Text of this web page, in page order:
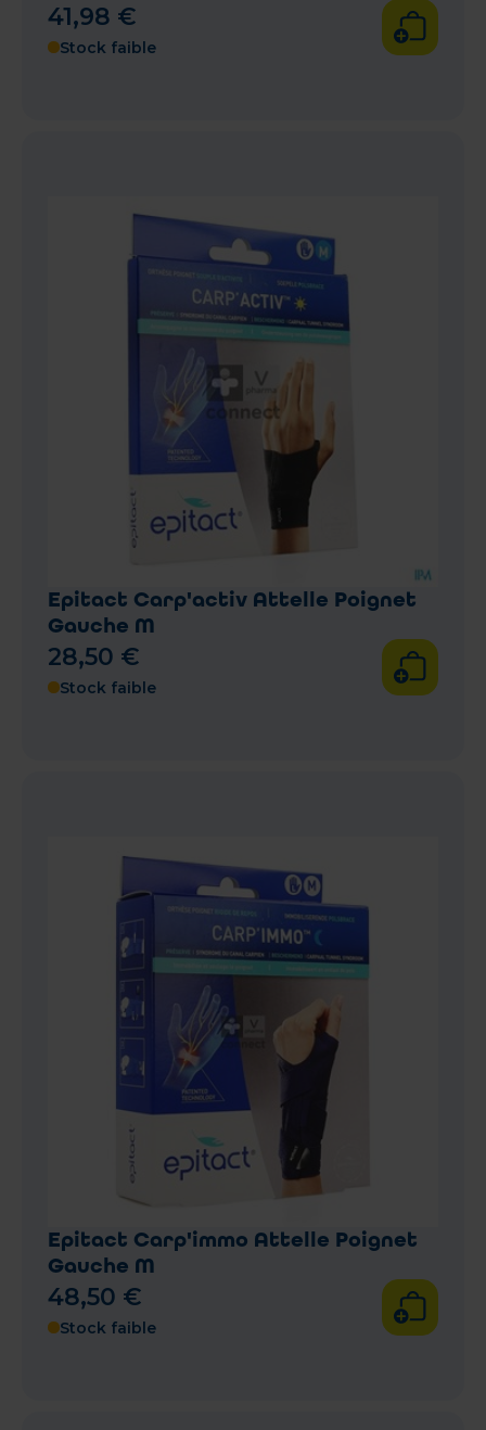
41,98 €
Stock faible
Epitact Carp'activ Attelle Poignet
Gauche M
28,50 €
Stock faible
Epitact Carp'immo Attelle Poignet
Gauche M
48,50 €
Stock faible